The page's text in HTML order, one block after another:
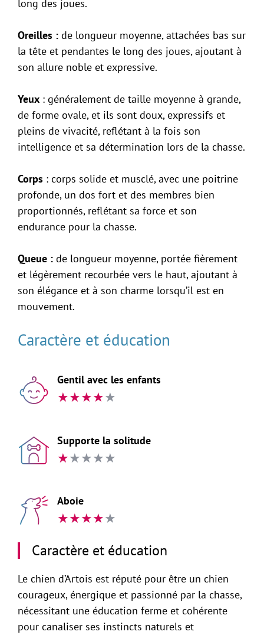
long des joues.
Oreilles : de longueur moyenne, attachées bas sur
la tête et pendantes le long des joues, ajoutant à
son allure noble et expressive.
Yeux : généralement de taille moyenne à grande,
de forme ovale, et ils sont doux, expressifs et
pleins de vivacité, reflétant à la fois son
intelligence et sa détermination lors de la chasse.
Corps : corps solide et musclé, avec une poitrine
profonde, un dos fort et des membres bien
proportionnés, reflétant sa force et son
endurance pour la chasse.
Queue : de longueur moyenne, portée fièrement
et légèrement recourbée vers le haut, ajoutant à
son élégance et à son charme lorsqu’il est en
mouvement.
Caractère et éducation
Gentil avec les enfants
★★★★★
Supporte la solitude
★★★★★
Aboie
★★★★★
Caractère et éducation
Le chien d’Artois est réputé pour être un chien
courageux, énergique et passionné par la chasse,
nécessitant une éducation ferme et cohérente
pour canaliser ses instincts naturels et